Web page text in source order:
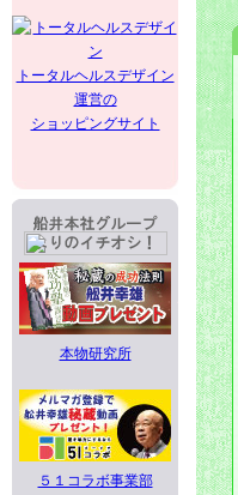
トータルヘルスデザイン
運営の
ショッピングサイト
本物研究所
５１コラボ事業部